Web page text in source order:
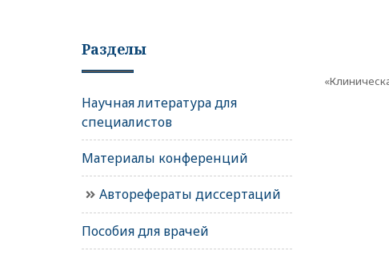
Разделы
Научная литература для
специалистов
Материалы конференций
Авторефераты диссертаций
Пособия для врачей